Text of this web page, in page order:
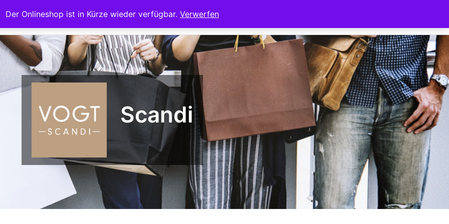
Startseite Teilnehmer
Scandi
Der Onlineshop ist in Kürze wieder verfügbar. Verwerfen